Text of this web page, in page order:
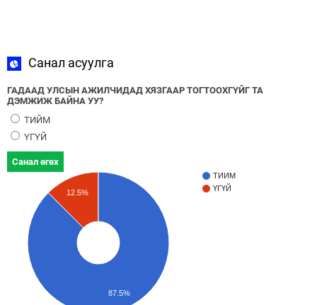
Санал асуулга
ГАДААД УЛСЫН АЖИЛЧИДАД ХЯЗГААР ТОГТООХГҮЙГ ТА
ДЭМЖИЖ БАЙНА УУ?
ТИЙМ
ҮГҮЙ
Санал өгөх
ТИЙМ
ҮГҮЙ
12.5%
87.5%